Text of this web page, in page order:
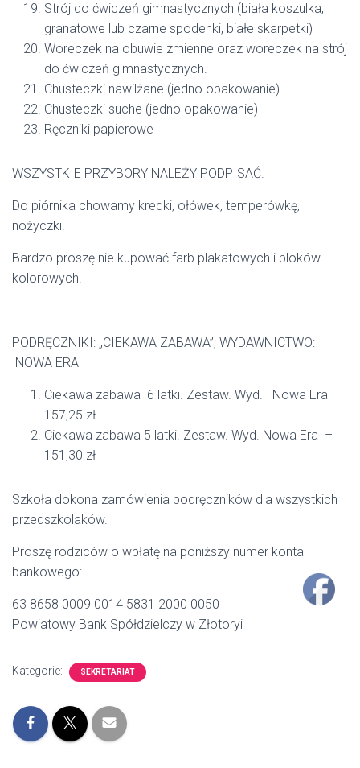
Strój do ćwiczeń gimnastycznych (biała koszulka,
granatowe lub czarne spodenki, białe skarpetki)
Woreczek na obuwie zmienne oraz woreczek na strój
do ćwiczeń gimnastycznych.
Chusteczki nawilżane (jedno opakowanie)
Chusteczki suche (jedno opakowanie)
Ręczniki papierowe
WSZYSTKIE PRZYBORY NALEŻY PODPISAĆ.
Do piórnika chowamy kredki, ołówek, temperówkę,
nożyczki.
Bardzo proszę nie kupować farb plakatowych i bloków
kolorowych.
PODRĘCZNIKI: „CIEKAWA ZABAWA”; WYDAWNICTWO:
NOWA ERA
Ciekawa zabawa 6 latki. Zestaw. Wyd. Nowa Era –
157,25 zł
Ciekawa zabawa 5 latki. Zestaw. Wyd. Nowa Era –
151,30 zł
Szkoła dokona zamówienia podręczników dla wszystkich
przedszkolaków.
Proszę rodziców o wpłatę na poniższy numer konta
bankowego:
63 8658 0009 0014 5831 2000 0050
Powiatowy Bank Spółdzielczy w Złotoryi
Kategorie: SEKRETARIAT